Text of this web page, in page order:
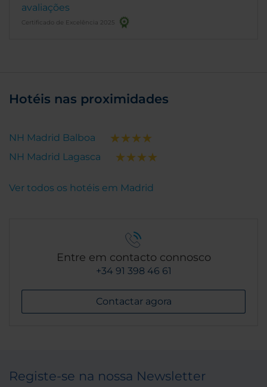
avaliações
Certificado de Excelência 2025
Hotéis nas proximidades
NH Madrid Balboa
NH Madrid Lagasca
Ver todos os hotéis em Madrid
Entre em contacto connosco
+34 91 398 46 61
Contactar agora
Registe-se na nossa Newsletter